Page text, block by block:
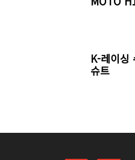
K-레이싱
슈트